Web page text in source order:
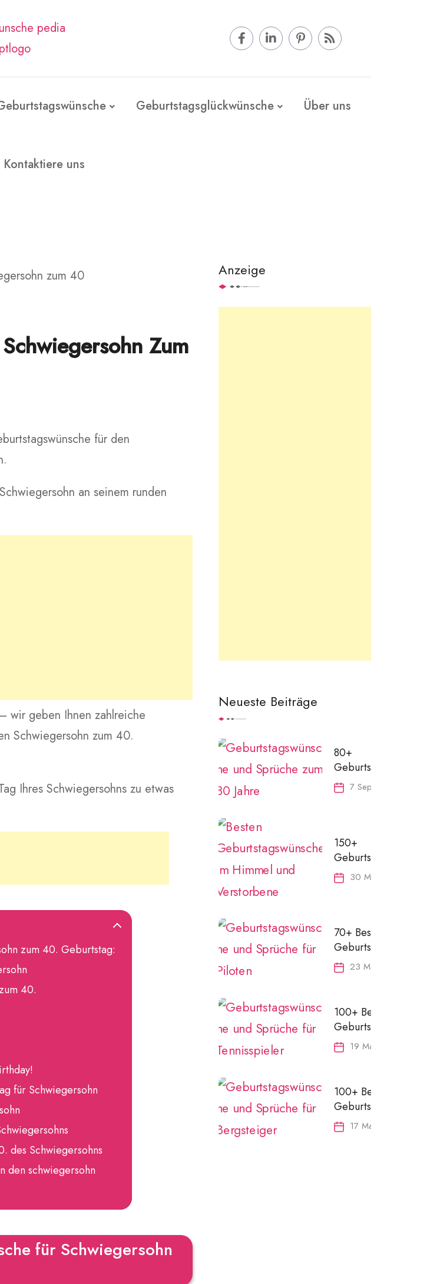
Geburtstagsglückwünsche Über uns
Kontaktiere uns
Zum
für den
an seinem runden
wir geben Ihnen zahlreiche
Schwiegersohn zum 40.
Ihres Schwiegersohns zu etwas
zum 40. Geburtstag:
40.
für Schwiegersohn
des Schwiegersohns
den schwiegersohn
für Schwiegersohn
Anzeige
Neueste Beiträge
80+
Geburtstagswünsche,
Sprüche, und
Glückwünsche zum
7 September 2024
150+
Geburtstagswünsche
im Himmel:
Verstorbene
30 May 2024
70+ Besten
Geburtstagswünsche
für Piloten |
Einzigartige
Geschenkideen
23 March 2024
100+ Besten
Geburtstagswünsche
und Sprüche für
Tennisspieler
19 March 2024
100+ Besten
Geburtstagswünsche
und Sprüche für
Bergsteiger
17 March 2024